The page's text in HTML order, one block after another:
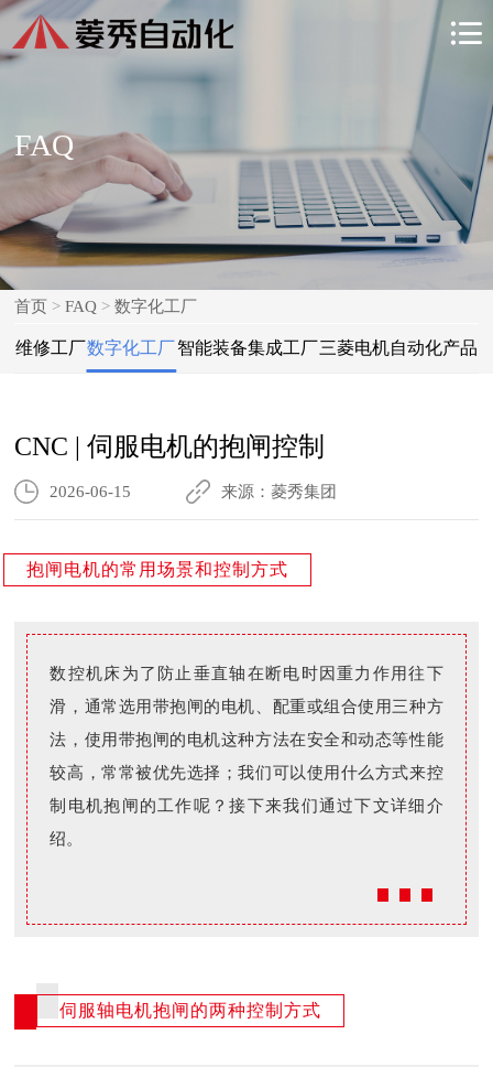

FAQ
首页 >FAQ >数字化工厂
维修工厂数字化工厂智能装备集成工厂三菱电机自动化产品
CNC | 伺服电机的抱闸控制
2026-06-15 来源：菱秀集团
抱闸电机的常用场景和控制方式
数控机床为了防止垂直轴在断电时因重力作用往下
滑，通常选用带抱闸的电机、配重或组合使用三种方
法，使用带抱闸的电机这种方法在安全和动态等性能
较高，常常被优先选择；我们可以使用什么方式来控
制电机抱闸的工作呢？接下来我们通过下文详细介
绍。
伺服轴电机抱闸的两种控制方式